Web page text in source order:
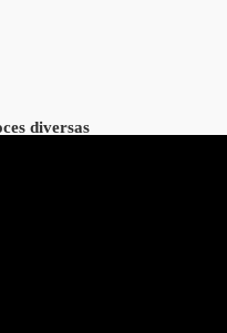
diversas